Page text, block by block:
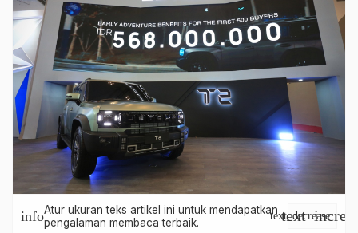
infoAtur ukuran teks artikel ini untuk mendapatkan
pengalaman membaca terbaik.
text_decrease